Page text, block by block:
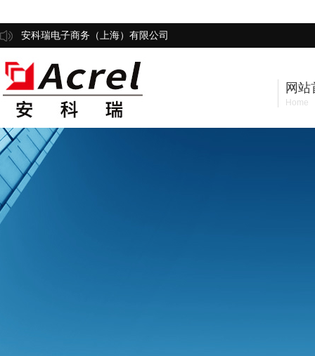
安科瑞电子商务（上海）有限公司
网站
Home